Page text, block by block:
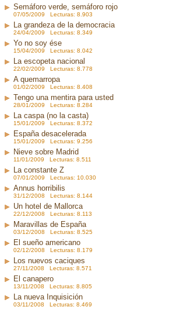
Semáforo verde, semáforo rojo
07/05/2009 Lecturas: 8.903
La grandeza de la democracia
24/04/2009 Lecturas: 8.349
Yo no soy ése
15/04/2009 Lecturas: 8.042
La escopeta nacional
22/02/2009 Lecturas: 8.778
A quemarropa
01/02/2009 Lecturas: 8.408
Tengo una mentira para usted
28/01/2009 Lecturas: 8.284
La caspa (no la casta)
15/01/2009 Lecturas: 8.372
España desacelerada
15/01/2009 Lecturas: 9.256
Nieve sobre Madrid
11/01/2009 Lecturas: 8.511
La constante Z
07/01/2009 Lecturas: 10.030
Annus horribilis
31/12/2008 Lecturas: 8.144
Un hotel de Mallorca
22/12/2008 Lecturas: 8.113
Maravillas de España
03/12/2008 Lecturas: 8.525
El sueño americano
02/12/2008 Lecturas: 8.179
Los nuevos caciques
27/11/2008 Lecturas: 8.571
El canapero
13/11/2008 Lecturas: 8.805
La nueva Inquisición
03/11/2008 Lecturas: 8.469